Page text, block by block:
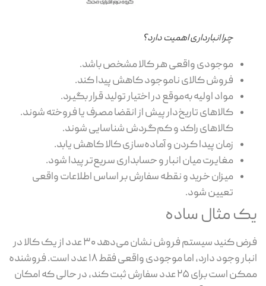
چرا انبارداری اهمیت دارد؟
موجودی واقعی هر کالا مشخص باشد.
فروش کالای ناموجود کاهش پیدا کند.
مواد اولیه به‌موقع در اختیار تولید قرار بگیرد.
کالاهای تاریخ‌دار پیش از انقضا مصرف یا فروخته شوند.
کالاهای راکد و کم‌گردش شناسایی شوند.
زمان پیدا کردن و آماده‌سازی کالا کاهش یابد.
مغایرت میان انبار و حسابداری سریع‌تر پیدا شود.
میزان خرید و نقطه سفارش بر اساس اطلاعات واقعی
تعیین شود.
مثال ساده
فرض کنید سیستم فروش نشان می‌دهد ۳۰ عدد از یک کالا در
انبار وجود دارد، اما موجودی واقعی فقط ۱۸ عدد است. فروشنده
ممکن است برای ۲۵ عدد سفارش ثبت کند، در حالی که امکان